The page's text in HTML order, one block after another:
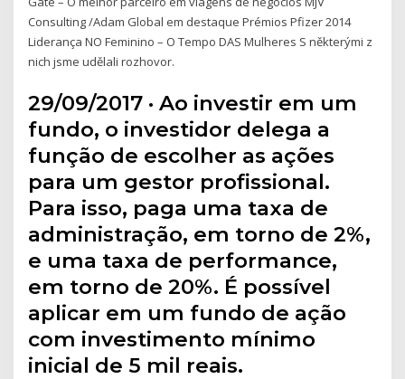
Consulting /Adam Global em destaque Prémios Pfizer 2014
Liderança NO Feminino – O Tempo DAS Mulheres S některými z
nich jsme udělali rozhovor.
29/09/2017 · Ao investir em um
fundo, o investidor delega a
função de escolher as ações
para um gestor profissional.
Para isso, paga uma taxa de
administração, em torno de 2%,
e uma taxa de performance,
em torno de 20%. É possível
aplicar em um fundo de ação
com investimento mínimo
inicial de 5 mil reais.